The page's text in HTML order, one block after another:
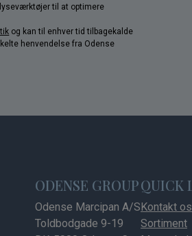
til at optimere
og kan til enhver tid tilbagekalde
henvendelse fra Odense
ODENSE GROUP
Odense Marcipan A/S
Toldbodgade 9-19
QUICK
Kontakt os
Sortiment